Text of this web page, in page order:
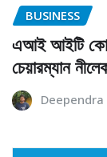
BUSINESS
এআই আইটি
চেয়ারম্যান
Deependra